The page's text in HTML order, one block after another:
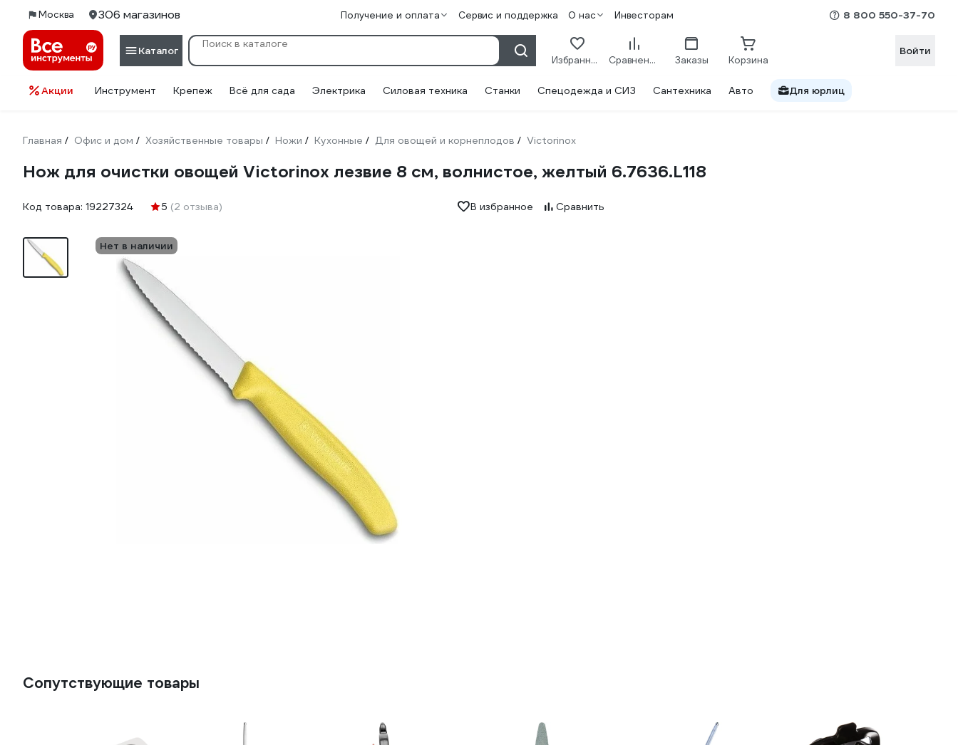
Москва 306 магазинов Получение и оплата Сервис и поддержка О нас Инвесторам 8 800 550-37-70
Каталог
Избранное Сравнение Заказы Корзина
Войти
Акции Инструмент Крепеж Всё для сада Электрика Силовая техника Станки Спецодежда и СИЗ Сантехника Авто Для юрлиц
Главная / Офис и дом / Хозяйственные товары / Ножи / Кухонные / Для овощей и корнеплодов / Victorinox
Нож для очистки овощей Victorinox лезвие 8 см, волнистое, желтый 6.7636.L118
Код товара: 19227324 5 (2 отзыва) В избранное Сравнить
Нет в наличии
Сопутствующие товары